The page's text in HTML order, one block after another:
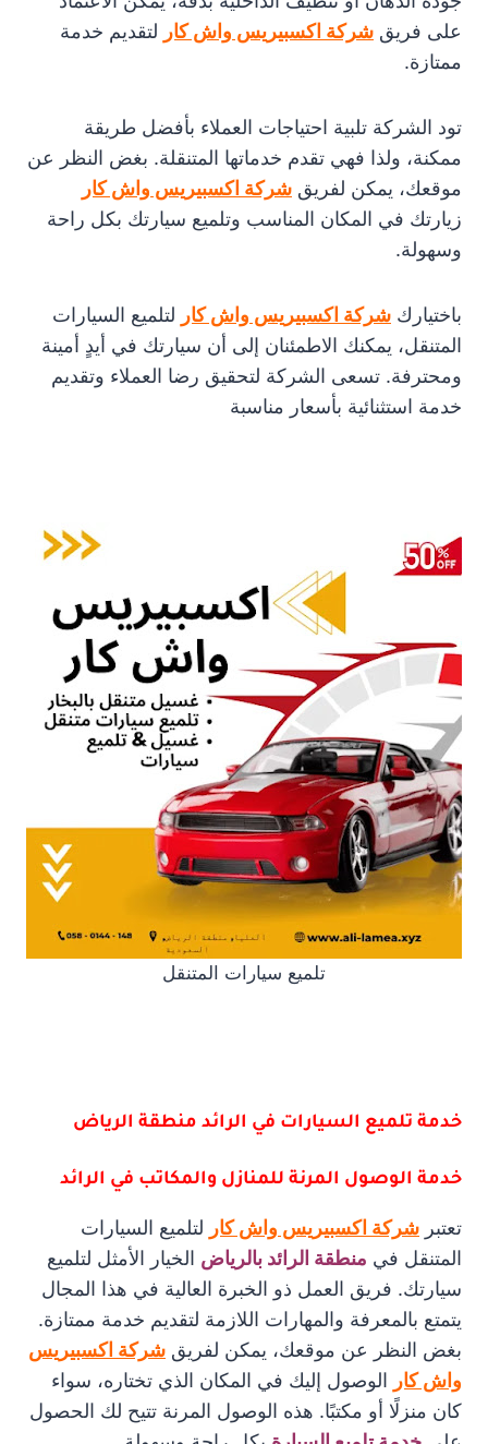
على فريق شركة اكسبيريس واش كار لتقديم خدمة
ممتازة.
تود الشركة تلبية احتياجات العملاء بأفضل طريقة
ممكنة، ولذا فهي تقدم خدماتها المتنقلة. بغض النظر عن
موقعك، يمكن لفريق شركة اكسبيريس واش كار
زيارتك في المكان المناسب وتلميع سيارتك بكل راحة
وسهولة.
باختيارك شركة اكسبيريس واش كار لتلميع السيارات
المتنقل، يمكنك الاطمئنان إلى أن سيارتك في أيدٍ أمينة
ومحترفة. تسعى الشركة لتحقيق رضا العملاء وتقديم
خدمة استثنائية بأسعار مناسبة
تلميع سيارات المتنقل
خدمة تلميع السيارات في الرائد منطقة الرياض
خدمة الوصول المرنة للمنازل والمكاتب في الرائد
تعتبر شركة اكسبيريس واش كار لتلميع السيارات
المتنقل في منطقة الرائد بالرياض الخيار الأمثل لتلميع
سيارتك. فريق العمل ذو الخبرة العالية في هذا المجال
يتمتع بالمعرفة والمهارات اللازمة لتقديم خدمة ممتازة.
بغض النظر عن موقعك، يمكن لفريق شركة اكسبيريس
واش كار الوصول إليك في المكان الذي تختاره، سواء
كان منزلًا أو مكتبًا. هذه الوصول المرنة تتيح لك الحصول